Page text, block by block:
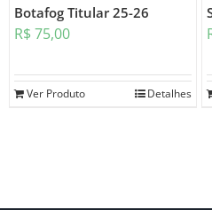
Botafog Titular 25-26
R$ 75,00
Ver Produto Detalhes